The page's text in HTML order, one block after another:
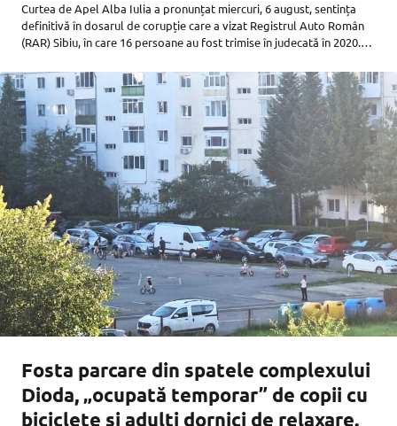
Curtea de Apel Alba Iulia a pronunțat miercuri, 6 august, sentința
definitivă în dosarul de corupție care a vizat Registrul Auto Român
(RAR) Sibiu, în care 16 persoane au fost trimise în judecată în 2020.
Fosta parcare din spatele complexului
Dioda, „ocupată temporar” de copii cu
biciclete și adulți dornici de relaxare.